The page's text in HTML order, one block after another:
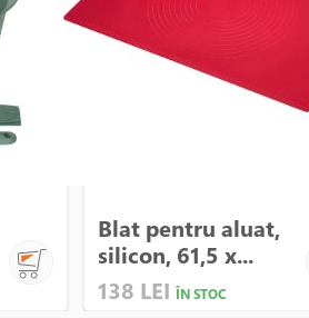
Blat pentru aluat,
silicon, 61,5 x...
138 LEI ÎN STOC